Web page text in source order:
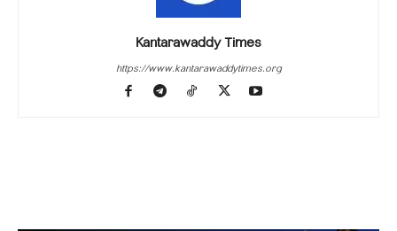
Kantarawaddy Times
https://www.kantarawaddytimes.org